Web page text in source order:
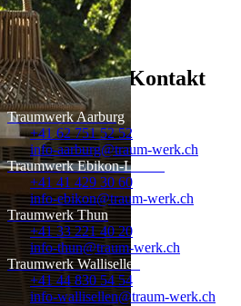
mehr erfahren >
Standorte & Kontakt
Traumwerk Aarburg
+41 62 751 52 52
info-aarburg@traum-werk.ch
Traumwerk Ebikon-Luzern
+41 41 429 30 60
info-ebikon@traum-werk.ch
Traumwerk Thun
+41 33 221 40 20
info-thun@traum-werk.ch
Traumwerk Wallisellen
+41 44 830 54 54
info-wallisellen@traum-werk.ch